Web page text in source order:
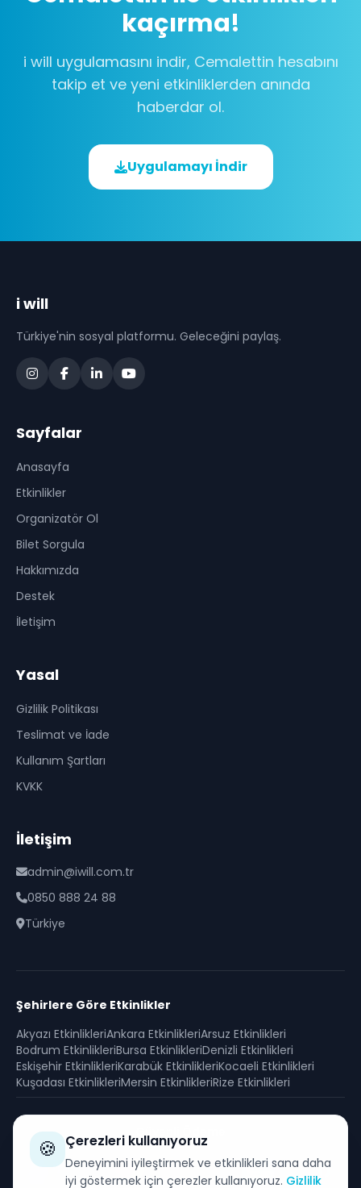
kaçırma!
i will uygulamasını indir, Cemalettin hesabını
takip et ve yeni etkinliklerden anında
haberdar ol.
Uygulamayı İndir
i will
Türkiye'nin sosyal platformu. Geleceğini paylaş.
Sayfalar
Anasayfa
Etkinlikler
Organizatör Ol
Bilet Sorgula
Hakkımızda
Destek
İletişim
Yasal
Gizlilik Politikası
Teslimat ve İade
Kullanım Şartları
KVKK
İletişim
admin@iwill.com.tr
0850 888 24 88
Türkiye
Şehirlere Göre Etkinlikler
Akyazı EtkinlikleriAnkara EtkinlikleriArsuz Etkinlikleri
Bodrum EtkinlikleriBursa EtkinlikleriDenizli Etkinlikleri
Eskişehir EtkinlikleriKarabük EtkinlikleriKocaeli Etkinlikleri
Kuşadası EtkinlikleriMersin EtkinlikleriRize Etkinlikleri
Güvenli Ödeme
SSL sertifikası ile korunan güvenli alışveriş
🍪 Çerezleri kullanıyoruz
Deneyimini iyileştirmek ve etkinlikleri sana daha
iyi göstermek için çerezler kullanıyoruz. Gizlilik